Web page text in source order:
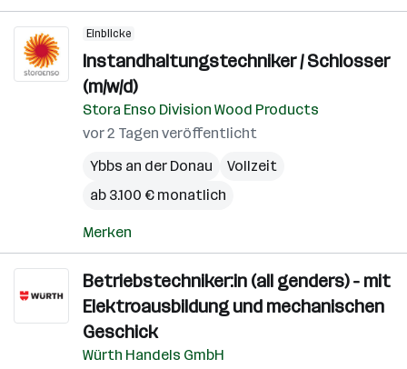
Einblicke
Instandhaltungstechniker / Schlosser
(m/w/d)
Stora Enso Division Wood Products
vor 2 Tagen veröffentlicht
Ybbs an der Donau
Vollzeit
ab 3.100 € monatlich
Merken
Betriebstechniker:in (all genders) - mit
Elektroausbildung und mechanischen
Geschick
Würth Handels GmbH